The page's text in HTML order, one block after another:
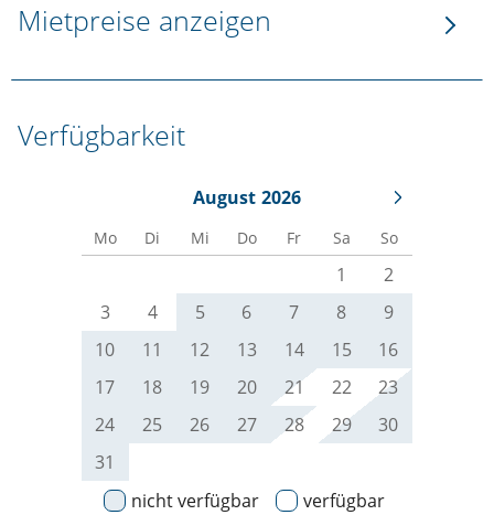
Mietpreise anzeigen
Verfügbarkeit
August 2026
Mo Di Mi Do Fr Sa So
1
2
3
4 5 6 7 8
9
10
11 12 13 14 15
16
17
18 19 20 21 22
23
24
25 26 27 28 29
30
31
nicht verfügbar
verfügbar